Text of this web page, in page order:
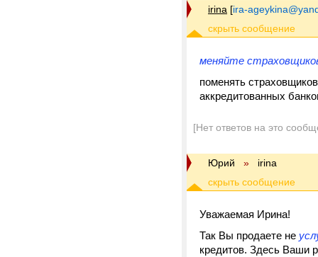
irina [ira-
меняйте
поменять
аккредитованных
[Нет ответов на это
Юрий » irina
Уважаемая Ирина!
Так Вы продаете не
кредитов. Здесь Ваши